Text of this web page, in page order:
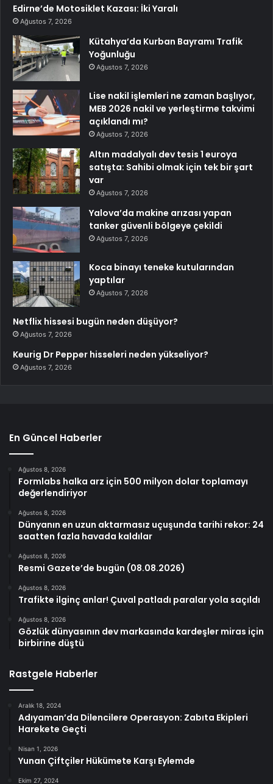
Edirne’de Motosiklet Kazası: İki Yaralı
Ağustos 7, 2026
Kütahya’da Kurban Bayramı Trafik
Yoğunluğu
Ağustos 7, 2026
Lise nakil işlemleri ne zaman başlıyor,
MEB 2026 nakil ve yerleştirme takvimi
açıklandı mı?
Ağustos 7, 2026
Altın madalyalı dev tesis 1 euroya
satışta: Sahibi olmak için tek bir şart
var
Ağustos 7, 2026
Yalova’da makine arızası yapan
tanker güvenli bölgeye çekildi
Ağustos 7, 2026
Koca binayı teneke kutularından
yaptılar
Ağustos 7, 2026
Netflix hissesi bugün neden düşüyor?
Ağustos 7, 2026
Keurig Dr Pepper hisseleri neden yükseliyor?
Ağustos 7, 2026
En Güncel Haberler
Ağustos 8, 2026
Formlabs halka arz için 500 milyon dolar toplamayı
değerlendiriyor
Ağustos 8, 2026
Dünyanın en uzun aktarmasız uçuşunda tarihi rekor: 24
saatten fazla havada kaldılar
Ağustos 8, 2026
Resmi Gazete’de bugün (08.08.2026)
Ağustos 8, 2026
Trafikte ilginç anlar! Çuval patladı paralar yola saçıldı
Ağustos 8, 2026
Gözlük dünyasının dev markasında kardeşler miras için
birbirine düştü
Rastgele Haberler
Aralık 18, 2024
Adıyaman’da Dilencilere Operasyon: Zabıta Ekipleri
Harekete Geçti
Nisan 1, 2026
Yunan Çiftçiler Hükümete Karşı Eylemde
Ekim 27, 2024